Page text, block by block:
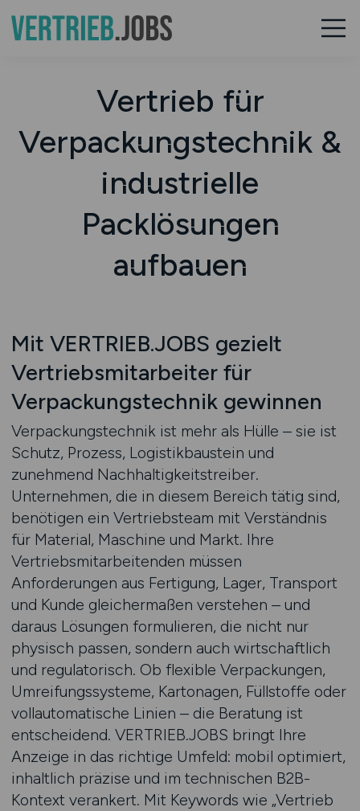
Vertrieb für
Verpackungstechnik &
industrielle
Packlösungen
aufbauen
Mit VERTRIEB.JOBS gezielt
Vertriebsmitarbeiter für
Verpackungstechnik gewinnen
Verpackungstechnik ist mehr als Hülle – sie ist
Schutz, Prozess, Logistikbaustein und
zunehmend Nachhaltigkeitstreiber.
Unternehmen, die in diesem Bereich tätig sind,
benötigen ein Vertriebsteam mit Verständnis
für Material, Maschine und Markt. Ihre
Vertriebsmitarbeitenden müssen
Anforderungen aus Fertigung, Lager, Transport
und Kunde gleichermaßen verstehen – und
daraus Lösungen formulieren, die nicht nur
physisch passen, sondern auch wirtschaftlich
und regulatorisch. Ob flexible Verpackungen,
Umreifungssysteme, Kartonagen, Füllstoffe oder
vollautomatische Linien – die Beratung ist
entscheidend. VERTRIEB.JOBS bringt Ihre
Anzeige in das richtige Umfeld: mobil optimiert,
inhaltlich präzise und im technischen B2B-
Kontext verankert. Mit Keywords wie „Vertrieb